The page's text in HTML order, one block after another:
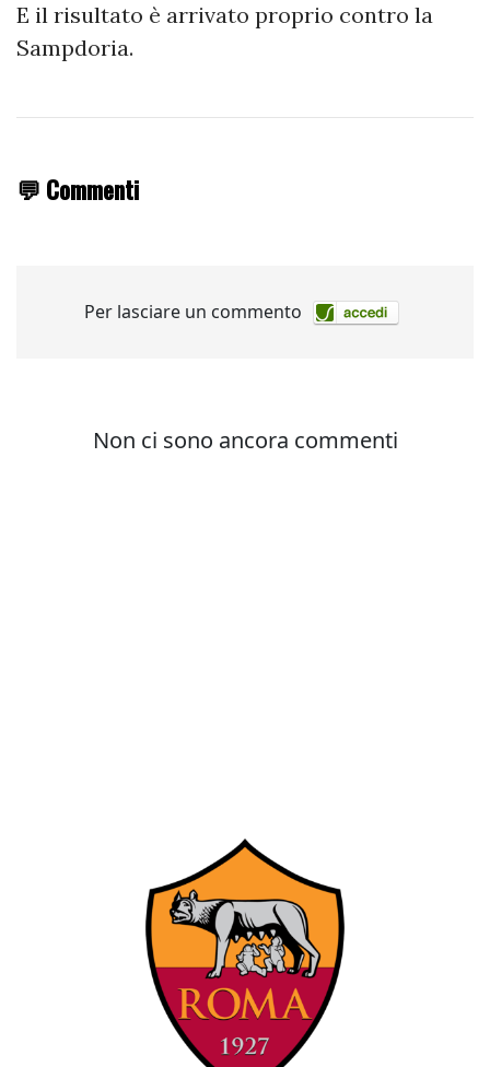
E il risultato è arrivato proprio contro la
Sampdoria.
💬 Commenti